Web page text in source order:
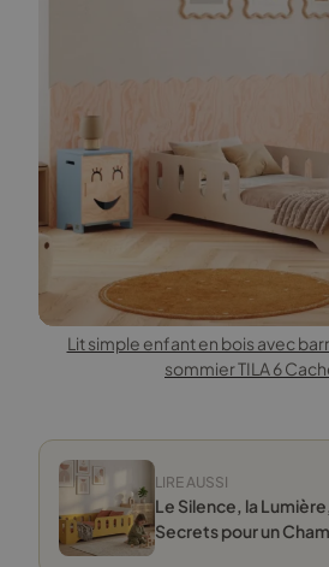
Lit simple enfant en bois avec
sommier TILA 6
LIRE AUSSI
Le Silence, la
Secrets pour un